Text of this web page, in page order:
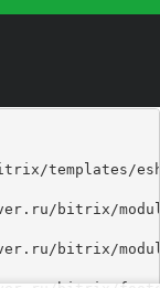
templates/